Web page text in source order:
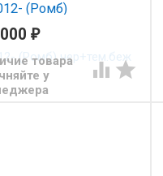
(Ромб)
из экокожи Автопилот
Форд Куга с 2012
₽
товара
у
 